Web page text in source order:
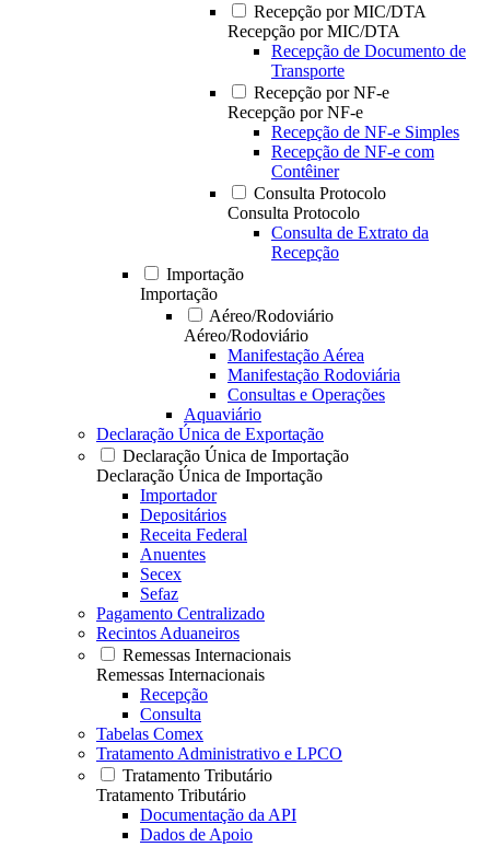
Recepção por MIC/DTA
Recepção por MIC/DTA
Recepção de Documento de
Transporte
Recepção por NF-e
Recepção por NF-e
Recepção de NF-e Simples
Recepção de NF-e com
Contêiner
Consulta Protocolo
Consulta Protocolo
Consulta de Extrato da
Recepção
Importação
Importação
Aéreo/Rodoviário
Aéreo/Rodoviário
Manifestação Aérea
Manifestação Rodoviária
Consultas e Operações
Aquaviário
Declaração Única de Exportação
Declaração Única de Importação
Declaração Única de Importação
Importador
Depositários
Receita Federal
Anuentes
Secex
Sefaz
Pagamento Centralizado
Recintos Aduaneiros
Remessas Internacionais
Remessas Internacionais
Recepção
Consulta
Tabelas Comex
Tratamento Administrativo e LPCO
Tratamento Tributário
Tratamento Tributário
Documentação da API
Dados de Apoio